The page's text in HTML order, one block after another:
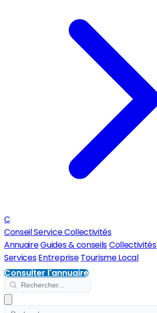
C
Conseil Service Collectivités
AnnuaireGuides & conseilsCollectivités
ServicesEntreprise Tourisme Local
Consulter l'annuaire